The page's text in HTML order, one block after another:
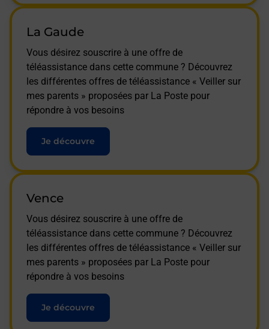
La Gaude
Vous désirez souscrire à une offre de
téléassistance dans cette commune ? Découvrez
les différentes offres de téléassistance « Veiller sur
mes parents » proposées par La Poste pour
répondre à vos besoins
Je découvre
Vence
Vous désirez souscrire à une offre de
téléassistance dans cette commune ? Découvrez
les différentes offres de téléassistance « Veiller sur
mes parents » proposées par La Poste pour
répondre à vos besoins
Je découvre